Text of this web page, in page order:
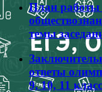
План
темы
ответы
9, 10, 11